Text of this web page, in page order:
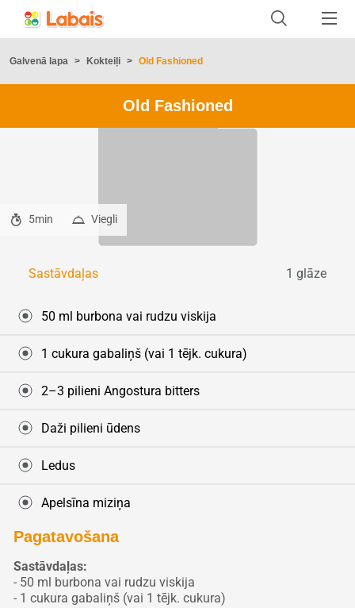
Galvenā lapa > Kokteiļi > Old Fashioned
Old Fashioned
5min Viegli
Sastāvdaļas 1 glāze
50 ml burbona vai rudzu viskija
1 cukura gabaliņš (vai 1 tējk. cukura)
2–3 pilieni Angostura bitters
Daži pilieni ūdens
Ledus
Apelsīna miziņa
Pagatavošana
Sastāvdaļas:
- 50 ml burbona vai rudzu viskija
- 1 cukura gabaliņš (vai 1 tējk. cukura)